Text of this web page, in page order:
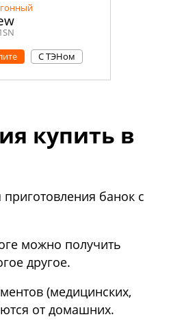
С ТЭНом
купить в
банок с
можно получить
другое.
(медицинских,
от домашних.